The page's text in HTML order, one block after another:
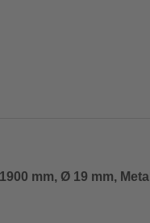
mm, Ø 19 mm, Metall